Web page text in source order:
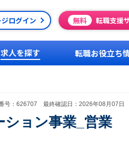
ログイン 無料 転職支援
求人を探す 転職お役立ち
号：626707 最終確認日：2026年08月07日
ョン事業_営業